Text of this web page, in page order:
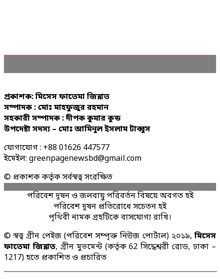
প্রকাশক: মিসেস ফাতেমা জিন্নাত
সম্পাদক : মোঃ মাহফুজুর রহমান
সহকারী সম্পাদক : দীপক কুমার কুন্ড
উপদেষ্টা সদস্য – মোঃ আমিনুল ইসলাম টাব্বুস
যোগাযোগ : +88 01626 447577
ইমেইল: greenpagenewsbd@gmail.com
© প্রকাশক কর্তৃক সর্বস্বত্ব সংরক্ষিত
পরিবেশ দূষন ও জলবায়ু পরিবর্তন বিষয়ে অবগত হই
পরিবেশ দূষন প্রতিরোধে সচেতন হই
পৃথিবী নামক গ্রহটিকে বাসযোগ্য রাখি।
© স্বত্ব গ্রীন পেইজ (পরিবেশ সম্পৃক্ত নিউজ পোর্টাল) ২০১৯, মিসেস
ফাতেমা জিন্নাত, গ্রীন মুভমেন্ট (কর্তৃক 62 সিদ্ধেশ্বরী রোড, ঢাকা –
1217) হতে প্রকাশিত ও প্রচারিত